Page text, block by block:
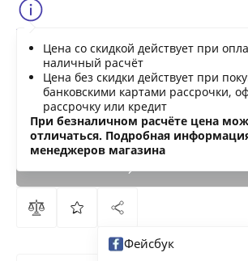
Цена со скидкой действует при
наличный расчёт
Цена без скидки действует при
банковскими картами рассрочки,
рассрочку или кредит
При безналичном расчёте цена
отличаться. Подробная
менеджеров магазина
Нашли дешевле?
Фейсбук